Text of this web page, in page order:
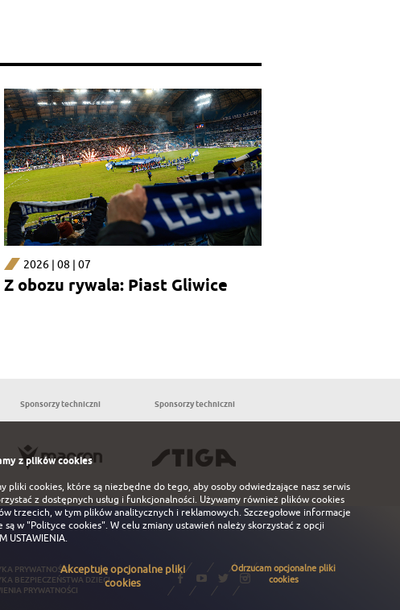
2026 | 08 | 07
Z obozu rywala: Piast Gliwice
Sponsorzy techniczni Sponsorzy techniczni
PRYWATNOŚCI
BEZPIECZEŃSTWA DZIECI
PRYWATNOŚCI
z plików cookies
pliki cookies, które są niezbędne do tego, aby osoby odwiedzające nasz serwis
z dostępnych usług i funkcjonalności. Używamy również plików cookies
trzecich, w tym plików analitycznych i reklamowych. Szczegołowe informacje
są w"Polityce cookies". W celu zmiany ustawień należy skorzystać z opcji
USTAWIENIA.
Akceptuję opcjonalne pliki
cookies
Odrzucam opcjonalne pliki
cookies